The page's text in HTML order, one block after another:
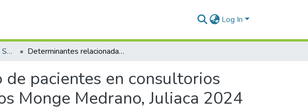
Log In
Mención en: Gerencia de Servicios de Salud Determinantes relacionadas con el flujo de pacientes en consultorios externos de medicina del Hospital Carlos Monge Medrano, Juliaca 2024
pacientes en consultorios
Monge Medrano, Juliaca 2024